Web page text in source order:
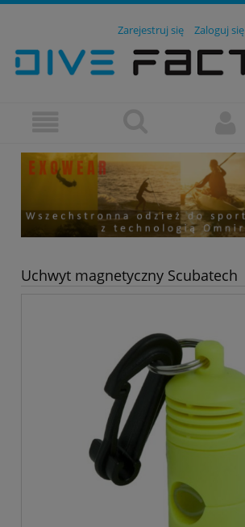
Zarejestruj się Zaloguj się
Uchwyt magnetyczny Scubatech